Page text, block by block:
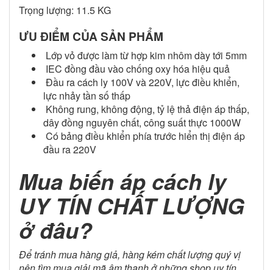
Trọng lượng: 11.5 KG
ƯU ĐIỂM CỦA SẢN PHẨM
Lớp vỏ được làm từ hợp kim nhôm dày tới 5mm
IEC đồng đầu vào chống oxy hóa hiệu quả
Đầu ra cách ly 100V và 220V, lực điều khiển,
lực nhảy tần số thấp
Không rung, không động, tỷ lệ thả điện áp thấp,
dây đồng nguyên chất, công suất thực 1000W
Có bảng điều khiển phía trước hiển thị điện áp
đầu ra 220V
Mua biến áp cách ly
UY TÍN CHẤT LƯỢNG
ở đâu?
Để tránh mua hàng giả, hàng kém chất lượng quý vị